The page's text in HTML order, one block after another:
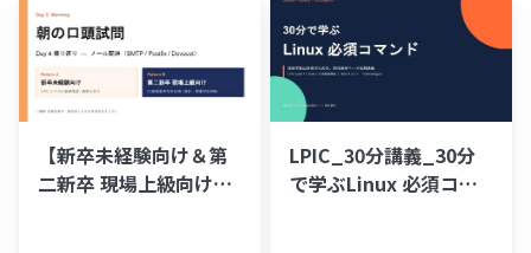
【新卒未経験向け＆第
二新卒 現場上級向け】
LPIC_30分講義_30分
で学ぶLinux 必須コマ